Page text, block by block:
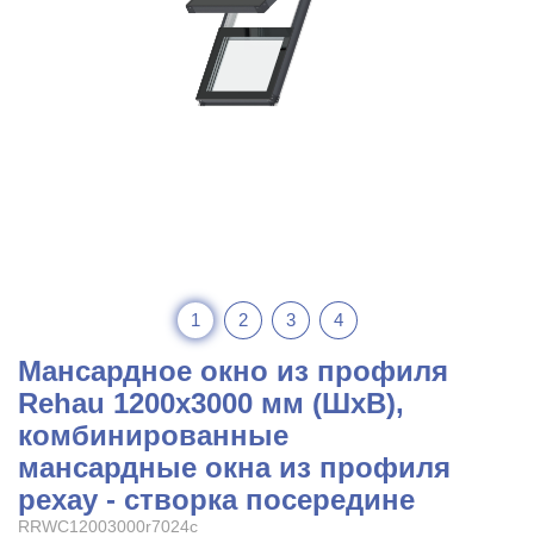
1 2 3 4
Мансардное окно из профиля
Rehau 1200x3000 мм (ШхВ),
комбинированные
мансардные окна из профиля
рехау - створка посередине
RRWC12003000r7024c